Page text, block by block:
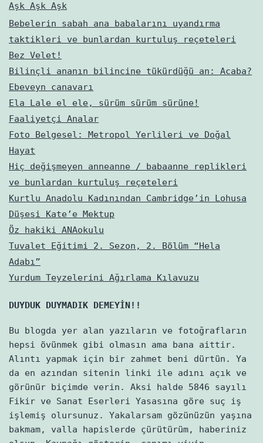
Aşk Aşk Aşk
Bebelerin sabah ana babalarını uyandırma
taktikleri ve bunlardan kurtuluş reçeteleri
Bez Velet!
Bilinçli ananın bilincine tükürdüğü an: Acaba?
Ebeveyn canavarı
Ela Lale el ele, sürüm sürüm sürüne!
Faaliyetçi Analar
Foto Belgesel: Metropol Yerlileri ve Doğal
Hayat
Hiç değişmeyen anneanne / babaanne replikleri
ve bunlardan kurtuluş reçeteleri
Kurtlu Anadolu Kadınından Cambridge’in Lohusa
Düşesi Kate’e Mektup
Öz hakiki ANAokulu
Tuvalet Eğitimi 2. Sezon, 2. Bölüm “Hela
Adabı”
Yurdum Teyzelerini Ağırlama Kılavuzu
DUYDUK DUYMADIK DEMEYİN!!
Bu blogda yer alan yazıların ve fotoğrafların
hepsi övünmek gibi olmasın ama bana aittir.
Alıntı yapmak için bir zahmet beni dürtün. Ya
da en azından sitenin linki ile adını açık ve
görünür biçimde verin. Aksi halde 5846 sayılı
Fikir ve Sanat Eserleri Yasasına göre suç iş
işlemiş olursunuz. Yakalarsam gözünüzün yaşına
bakmam, valla hapislerde çürütürüm, haberiniz